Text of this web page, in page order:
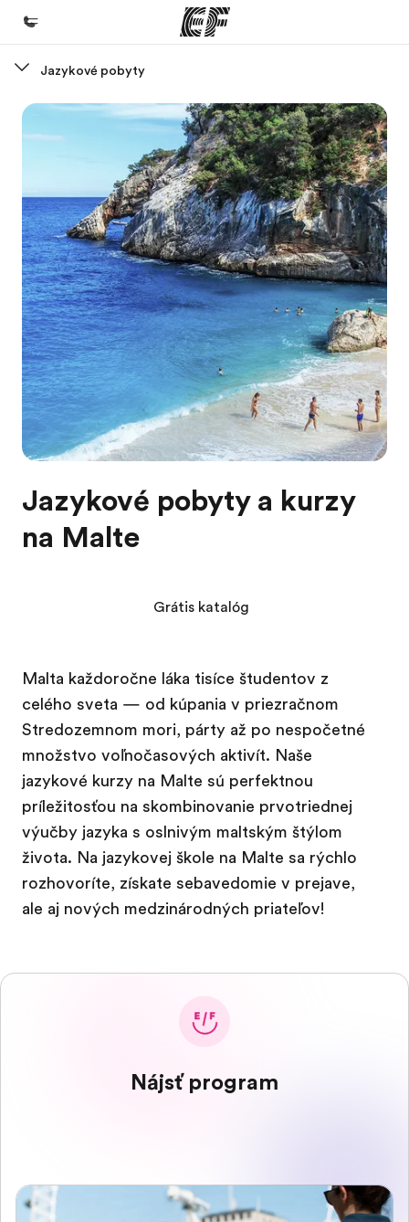
Vitajte v EF
Pozrite si všetko čo robíme
EF Kancelárie
Nájsť kanceláriu vo vašej blízkosti
O nás
Kto sme
Kariéra v EF
Staňte sa súčasťou tímu
Jazykové pobyty
Jazykové pobyty a kurzy
na Malte
Malta každoročne láka tisíce študentov z
celého sveta — od kúpania v priezračnom
Stredozemnom mori, párty až po nespočetné
množstvo voľnočasových aktivít. Naše
jazykové kurzy na Malte sú perfektnou
príležitosťou na skombinovanie prvotriednej
výučby jazyka s oslnivým maltským štýlom
života. Na jazykovej škole na Malte sa rýchlo
rozhovoríte, získate sebavedomie v prejave,
ale aj nových medzinárodných priateľov!
Grátis katalóg
Nájsť program